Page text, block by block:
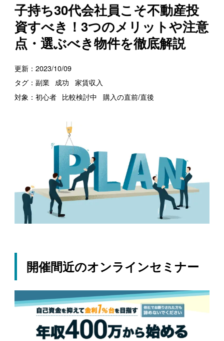
子持ち30代会社員こそ不動産投
資すべき！3つのメリットや注意
点・選ぶべき物件を徹底解説
更新： 2023/10/09
タグ： 副業 成功
家賃収入
対象： 初心者 比較検討中 購入の直前/直後
開催間近のオンラインセミナー